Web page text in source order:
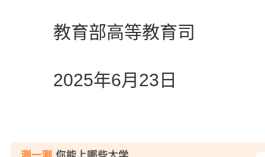
教育部高等教育司
2025年6月23日